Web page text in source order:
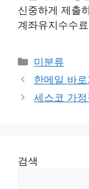
신중하게 제출
계좌유지수수
Categories
미분류
한메일 바
세스코 가
검색